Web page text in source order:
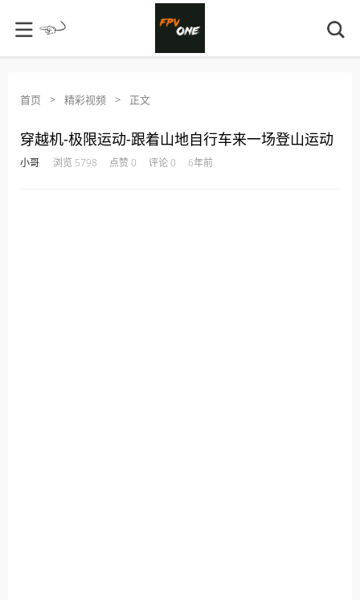
首页 > 精彩视频 > 正文
穿越机-极限运动-跟着山地自行车来一场登山运动
小哥 浏览 5798 点赞 0 评论 0 6年前